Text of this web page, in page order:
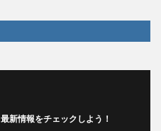
最新情報をチェックしよう！